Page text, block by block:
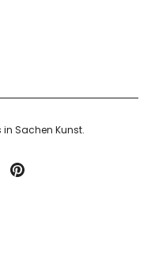
Sachen Kunst